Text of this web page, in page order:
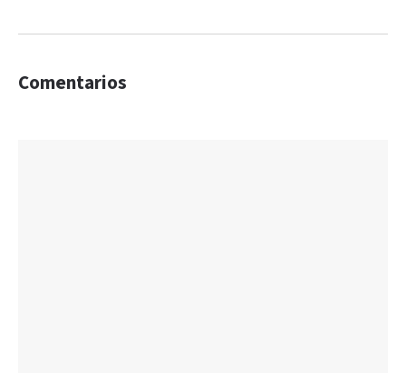
Comentarios